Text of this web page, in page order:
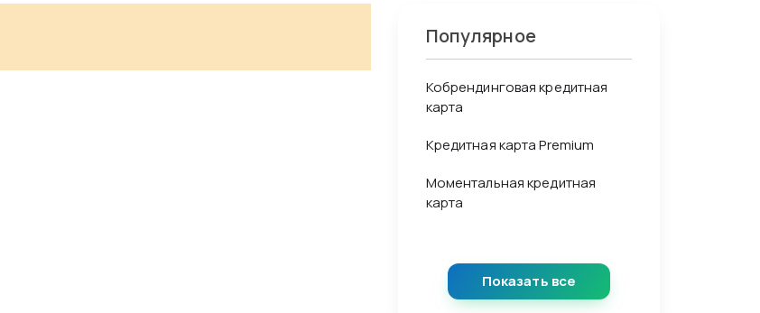
Популярное
Кобрендинговая кредитная
карта
Кредитная карта Premium
Моментальная кредитная
карта
Показать все